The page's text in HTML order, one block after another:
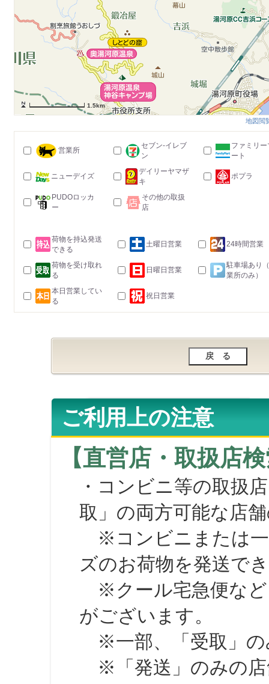
1.5km
地図閲
営業所
セブン-イレブ
ン
ファミリー
ート
ニューデイズ
デイリーヤマザ
キ
ポプラ
PUDOロッカ
ー
その他の取扱
店
荷物を持込発送
できる
土曜日営業 24時間営業
荷物を受け取れ
る
日曜日営業
駐車場あり
業所のみ）
本日営業してい
る
祝日営業
ご利用上の注意
【直営店・取扱店
・コンビニ等の取扱
取」の両方可能な店
※コンビニまたは一
ズのお荷物を発送で
※クール宅急便など
がございます。
※一部、「受取」の
※「発送」のみの店